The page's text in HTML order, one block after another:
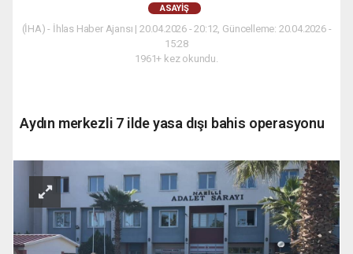
ASAYIŞ
(İHA) - İhlas Haber Ajansı | 20.04.2026 - 20:12, Güncelleme: 20.04.2026 -
15:28
1961+ kez okundu.
Aydın merkezli 7 ilde yasa dışı bahis operasyonu